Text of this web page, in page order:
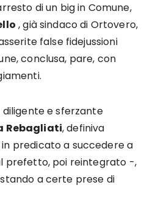
di un big in Comune,
, già sindaco di Ortovero,
false fidejussioni
conclusa, pare, con
diligente e sferzante
Rebagliati, definiva
in predicato a succedere a
prefetto, poi reintegrato -,
stando a certe prese di